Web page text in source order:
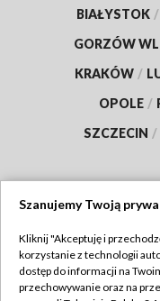
BIAŁYSTOK /
GORZÓW
KRAKÓW /
OPOLE /
SZCZECIN /
Abonament TVP
Szanujemy Twoją
Kliknij "Akceptuję i
korzystanie z technologii
dostęp do informacji na
przechowywanie oraz na